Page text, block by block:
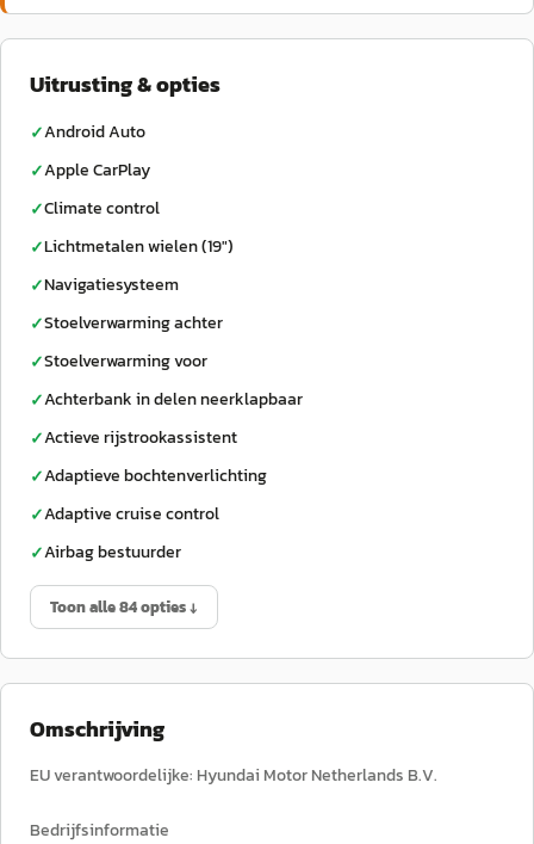
Uitrusting & opties
✓Android Auto
✓Apple CarPlay
✓Climate control
✓Lichtmetalen wielen (19")
✓Navigatiesysteem
✓Stoelverwarming achter
✓Stoelverwarming voor
✓Achterbank in delen neerklapbaar
✓Actieve rijstrookassistent
✓Adaptieve bochtenverlichting
✓Adaptive cruise control
✓Airbag bestuurder
Toon alle 84 opties ↓
Omschrijving
EU verantwoordelijke: Hyundai Motor Netherlands B.V.
Bedrijfsinformatie